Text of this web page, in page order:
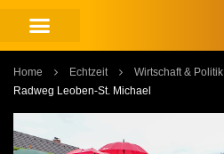
Home Echtzeit Wirtschaft & Politik
Radweg Leoben-St. Michael